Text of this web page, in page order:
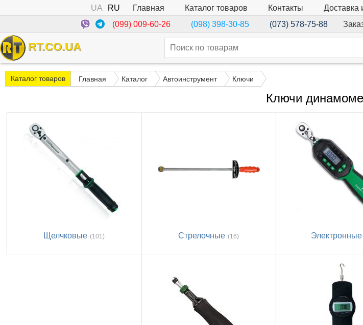
UA RU Главная Каталог товаров Контакты Доставка
(099) 009-60-26
(098) 398-30-85 (073) 578-75-88
RT.CO.UA
Каталог товаров Главная Каталог Автоинструмент Ключи
Ключи
Щелчковые (101) Стрелочные (16) Электронные